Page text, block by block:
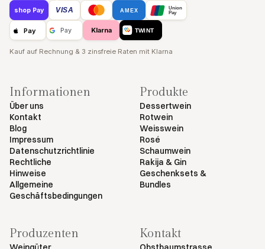
shop Pay VISA AMEX
Union
Pay
Pay Pay Klarna TWINT
Kauf auf Rechnung & 3 zinsfreie Raten mit Klarna
Informationen
Über uns
Kontakt
Blog
Impressum
Datenschutzrichtlinie
Rechtliche
Hinweise
Allgemeine
Geschäftsbedingungen
Produkte
Dessertwein
Rotwein
Weisswein
Rosé
Schaumwein
Rakija & Gin
Geschenksets &
Bundles
Produzenten Kontakt